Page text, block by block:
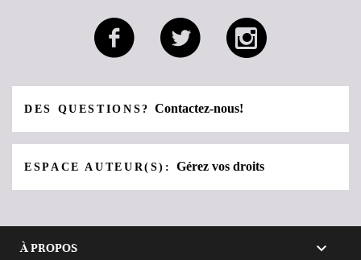
DES QUESTIONS?Contactez-nous!
ESPACE AUTEUR(S):Gérez vos droits
À PROPOS 